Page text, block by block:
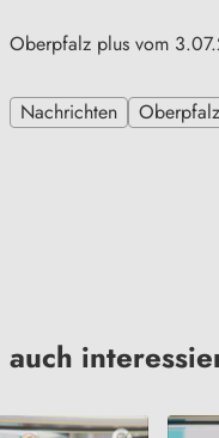
Oberpfalz plus vom
Nachrichten Oberpfalz